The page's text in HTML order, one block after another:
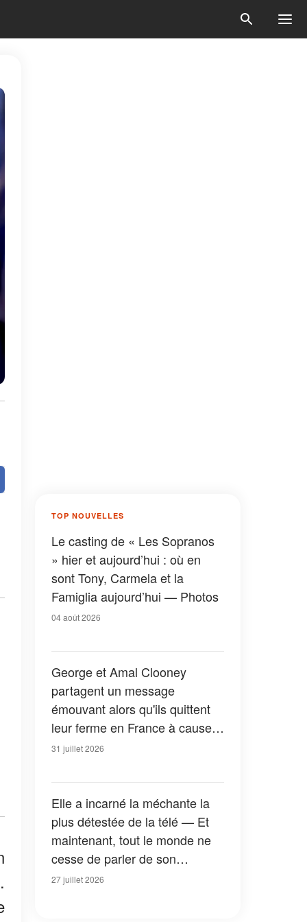
TOP NOUVELLES
Le casting de « Les Sopranos
» hier et aujourd’hui : où en
sont Tony, Carmela et la
Famiglia aujourd’hui — Photos
04 août 2026
George et Amal Clooney
partagent un message
émouvant alors qu'ils quittent
leur ferme en France à cause
des feux de forêt — Tous les
31 juillet 2026
Elle a incarné la méchante la
plus détestée de la télé — Et
maintenant, tout le monde ne
cesse de parler de son
apparition dans la nouvelle
27 juillet 2026